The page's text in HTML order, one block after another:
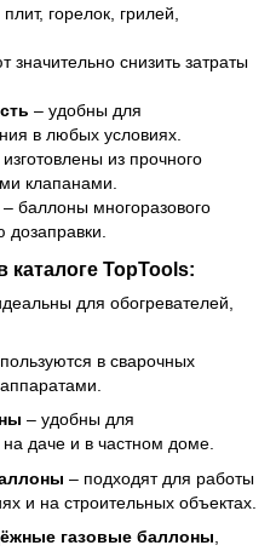
горелок, грилей,
значительно снизить затраты
– удобны для
в любых условиях.
из прочного
клапанами.
– баллоны многоразового
TopTools:
для обогревателей,
в сварочных
– удобны для
даче и в частном доме.
– подходят для работы
и на строительных объектах.
газовые баллоны